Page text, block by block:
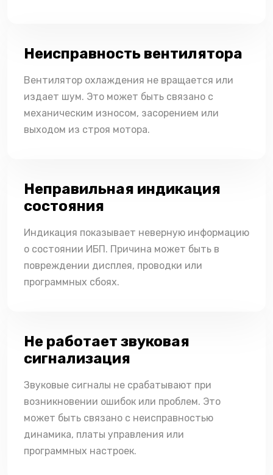
Неисправность вентилятора
Вентилятор охлаждения не вращается или
издает шум. Это может быть связано с
механическим износом, засорением или
выходом из строя мотора.
Неправильная индикация
состояния
Индикация показывает неверную информацию
о состоянии ИБП. Причина может быть в
повреждении дисплея, проводки или
программных сбоях.
Не работает звуковая
сигнализация
Звуковые сигналы не срабатывают при
возникновении ошибок или проблем. Это
может быть связано с неисправностью
динамика, платы управления или
программных настроек.